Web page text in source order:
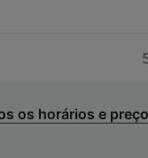
os horários e